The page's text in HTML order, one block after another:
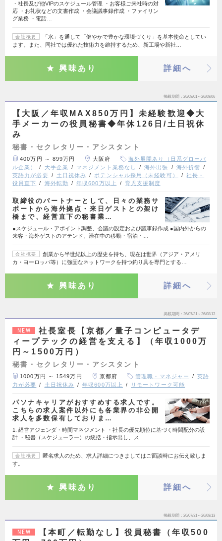
・社長及び他VIPのスケジュール管理 ・お客様ご来社時の対
応 ・お礼状などの文書作成 ・会議議事録作成 ・ファイリン
グ業務 ・電話…
会社概要
「水」を通して「健やかで豊かな環境づくり」を基本使命としてい
ます。また、同社では優れた技術力を維持するため、新工場や新社…
興味あり 詳細へ
掲載期間 26/08/01～26/09/06
【大阪／年収MAX850万円】未経験歓迎◆大
手メーカーの役員秘書◆年休126日/土日祝休
み
秘書・セクレタリー・アシスタント
400万円 ～ 899万円 大阪府
海外展開あり（日系グローバ
ル企業）
大手企業 マネジメント業務なし 海外出張
海外折衝
英語力が必要
土日祝休み ポテンシャル採用（未経験可）
社長・
役員直下
海外転勤 年収600万以上 育児支援制度
取締役のパートナーとして、日々の業務サ
ポートから海外拠点・来日ゲストとの架け
橋まで、経営直下の秘書業…
●スケジュール・アポイント調整、会議の設定および議事録作成 ●国内外からの
来客・海外ゲストのアテンド、滞在中の移動・宿泊・…
会社概要
創業から半世紀以上の歴史を持ち、現在は世界（アジア・アメリ
カ・ヨーロッパ等）に強固なネットワークを持つ釣り具を専門とする…
興味あり 詳細へ
掲載期間 26/07/31～26/08/13
NEW
社長室長【京都／量子コンピュータデ
ィープテックの経営を支える】（年収1000万
円～1500万円）
秘書・セクレタリー・アシスタント
1000万円 ～ 1549万円 京都府 管理職・マネジャー
英語
力が必要
土日祝休み 年収600万以上 リモートワーク可能
パソナキャリアがおすすめする求人です。
こちらの求人案件以外にも各業界の非公開
求人を多数保有しておりま…
1. 経営アジェンダ・時間マネジメント ・社長の優先順位に基づく時間配分の設
計 ・秘書（スケジューラー）の統括・指示出し、ス…
会社概要
匿名求人のため、求人詳細につきましてはご面談時にお伝え致しま
す。
興味あり 詳細へ
掲載期間 26/07/31～26/08/13
NEW
【本町／転勤なし】役員秘書（年収500